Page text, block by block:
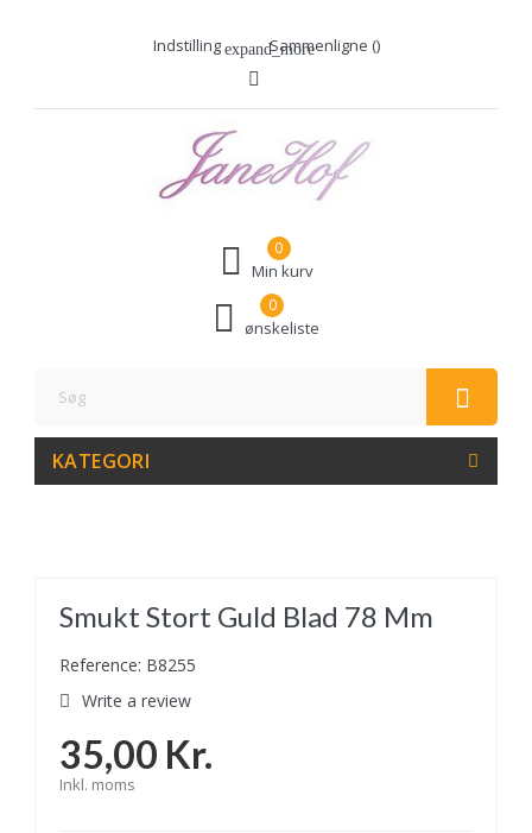
Indstilling expand_moreSammenligne ()
0
Min kurv
ønskeliste
0
KATEGORI
Smukt Stort Guld Blad 78 Mm
Reference: B8255
Write a review
35,00 Kr.
Inkl. moms